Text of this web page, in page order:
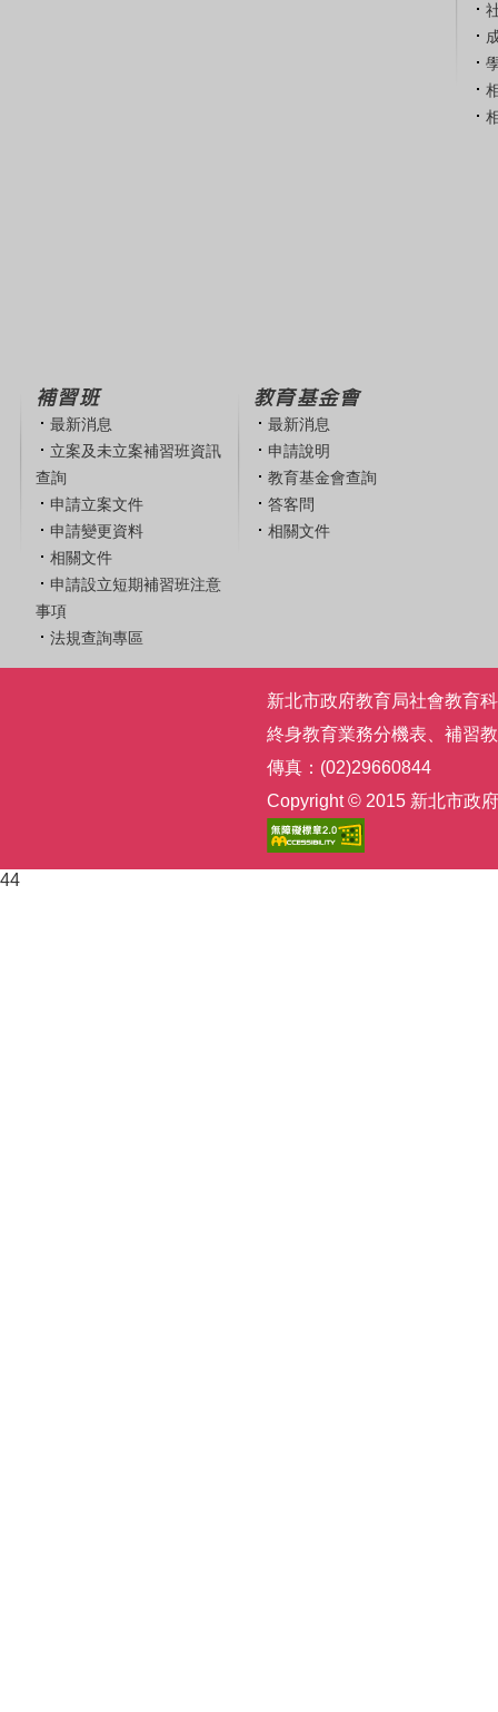
補習班
最新消息
立案及未立案補習班資訊
查詢
申請立案文件
申請變更資料
相關文件
申請設立短期補習班注意
事項
法規查詢專區
教育基金會
最新消息
申請說明
教育基金會查詢
答客問
相關文件
新北市政府教育局社會教育
終身教育業務分機表
補習
傳真：(02)29660844
Copyright © 2015 新北市政
44